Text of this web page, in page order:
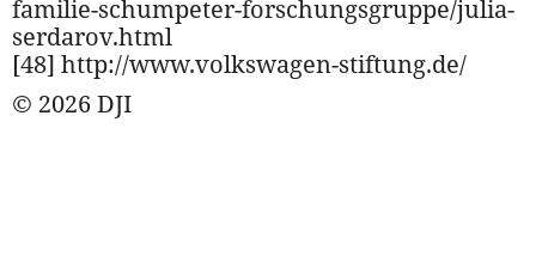
familie-schumpeter-forschungsgruppe/julia-
serdarov.html
[48] http://www.volkswagen-stiftung.de/
© 2026 DJI